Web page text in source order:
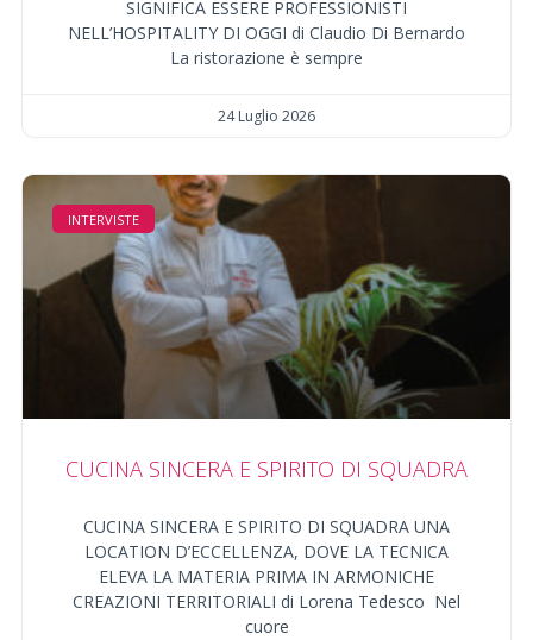
SIGNIFICA ESSERE PROFESSIONISTI
NELL’HOSPITALITY DI OGGI di Claudio Di Bernardo
La ristorazione è sempre
24 Luglio 2026
INTERVISTE
CUCINA SINCERA E SPIRITO DI SQUADRA
CUCINA SINCERA E SPIRITO DI SQUADRA UNA
LOCATION D’ECCELLENZA, DOVE LA TECNICA
ELEVA LA MATERIA PRIMA IN ARMONICHE
CREAZIONI TERRITORIALI di Lorena Tedesco Nel
cuore